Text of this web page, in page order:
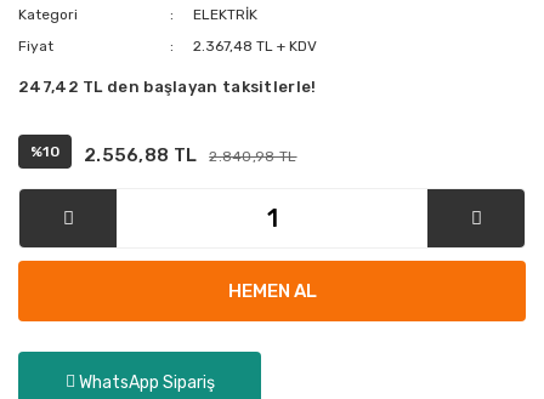
Kategori
ELEKTRİK
Fiyat
2.367,48 TL + KDV
247,42 TL den başlayan taksitlerle!
%10 2.556,88 TL 2.840,98 TL
HEMEN AL
WhatsApp Sipariş